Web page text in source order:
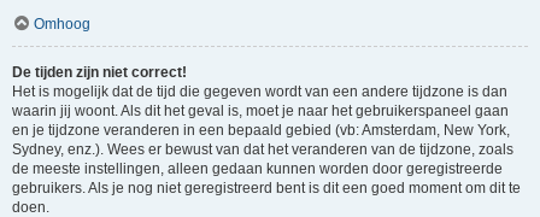
Omhoog
De tijden zijn niet correct!
Het is mogelijk dat de tijd die gegeven wordt van een andere tijdzone is dan
waarin jij woont. Als dit het geval is, moet je naar het gebruikerspaneel gaan
en je tijdzone veranderen in een bepaald gebied (vb: Amsterdam, New York,
Sydney, enz.). Wees er bewust van dat het veranderen van de tijdzone, zoals
de meeste instellingen, alleen gedaan kunnen worden door geregistreerde
gebruikers. Als je nog niet geregistreerd bent is dit een goed moment om dit te
doen.